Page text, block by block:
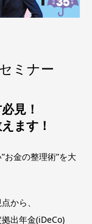
ミナー
見！
ます！
お金の整理術”を大
から、
出年金(iDeCo)